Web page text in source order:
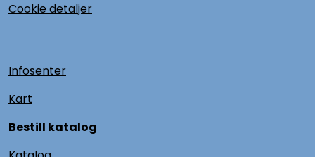
Cookie detaljer
Infosenter
Kart
Bestill katalog